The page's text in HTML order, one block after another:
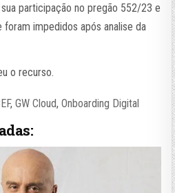
participação no pregão 552/23 e
impedidos após analise da
o recurso.
,GW Cloud,Onboarding Digital